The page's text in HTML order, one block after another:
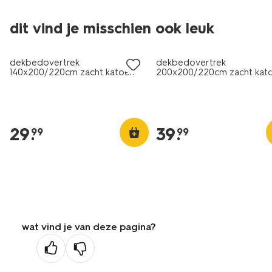
dit vind je misschien ook leuk
dekbedovertrek
140x200/220cm zacht katoen
29.
99
dekbedovertrek
200x200/220cm zacht
39.
99
wat vind je van deze pagina?